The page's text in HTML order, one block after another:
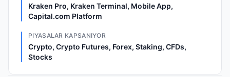
Kraken Pro, Kraken Terminal, Mobile App,
Capital.com Platform
PIYASALAR KAPSANIYOR
Crypto, Crypto Futures, Forex, Staking, CFDs,
Stocks